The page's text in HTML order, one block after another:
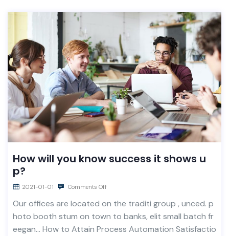
How will you know success it shows u
p?
2021-01-01 Comments Off
Our offices are located on the traditi group , unced. p
hoto booth stum on town to banks, elit small batch fr
eegan… How to Attain Process Automation Satisfactio